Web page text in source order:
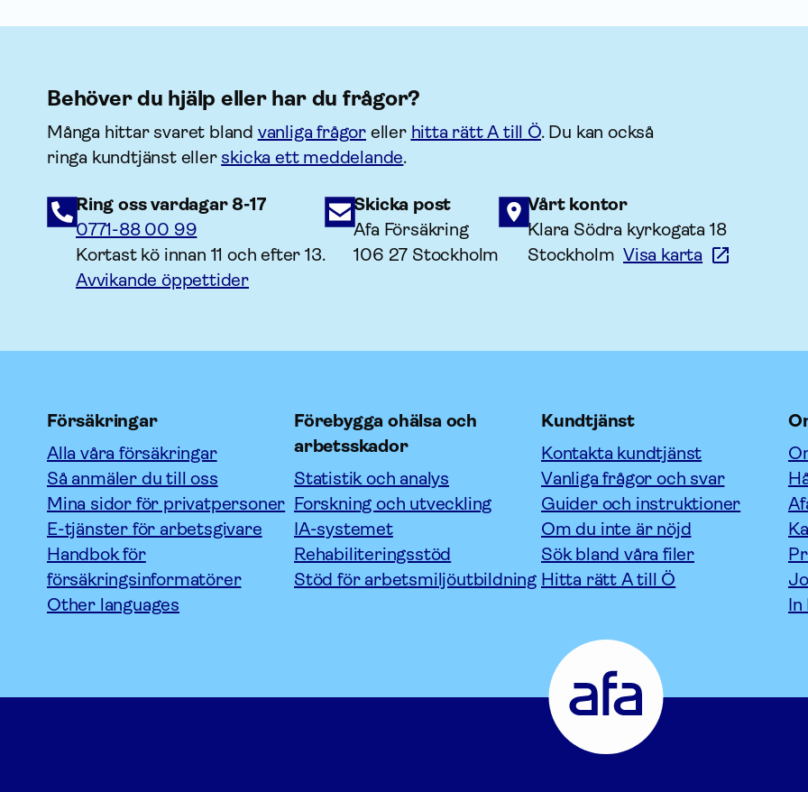
Behöver du hjälp eller har du frågor?
Många hittar svaret bland vanliga frågor eller hitta rätt A till Ö. Du kan också
ringa kundtjänst eller skicka ett meddelande.
Ring oss vardagar 8-17
0771-88 00 99
Kortast kö innan 11 och efter 13.
Avvikande öppettider
Skicka post
Afa Försäkring
106 27 Stockholm
Vårt kontor
Klara Södra kyrkogata 18
StockholmVisa karta
Försäkringar
Alla våra försäkringar
Så anmäler du till oss
Mina sidor för privatpersoner
E-tjänster för arbetsgivare
Handbok för
försäkringsinformatörer
Other languages
Förebygga ohälsa och
arbetsskador
Statistik och analys
Forskning och utveckling
IA-systemet
Rehabiliteringsstöd
Stöd för arbetsmiljöutbildning
Kundtjänst
Kontakta kundtjänst
Vanliga frågor och svar
Guider och instruktioner
Om du inte är nöjd
Sök bland våra filer
Hitta rätt A till Ö
In
Försäkring
Gå
till
startsidan